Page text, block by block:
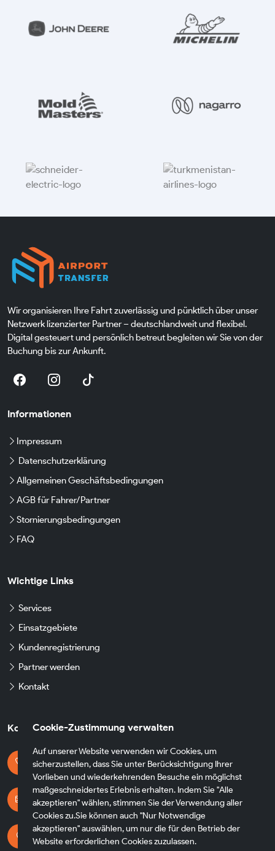
Cookie-Zustimmung verwalten
Auf unserer Website verwenden wir Cookies, um
sicherzustellen, dass Sie unter Berücksichtigung Ihrer
Vorlieben und wiederkehrenden Besuche ein möglichst
maßgeschneidertes Erlebnis erhalten. Indem Sie "Alle
akzeptieren" wählen, stimmen Sie der Verwendung aller
Cookies zu.Sie können auch "Nur Notwendige
akzeptieren" auswählen, um nur die für den Betrieb der
Website erforderlichen Cookies zuzulassen.
Wir organisieren Ihre Fahrt zuverlässig und pünktlich über unser
Netzwerk lizenzierter Partner – deutschlandweit und flexibel.
Digital gesteuert und persönlich betreut begleiten wir Sie von der
Buchung bis zur Ankunft.
Informationen
Impressum
Datenschutzerklärung
Allgemeinen Geschäftsbedingungen
AGB für Fahrer/Partner
Stornierungsbedingungen
FAQ
Wichtige Links
Services
Einsatzgebiete
Kundenregistrierung
Partner werden
Kontakt
Kontaktdaten
Kontaktieren Sie uns
+49 174 8790930
E-mail Adresse
info@fh-transfer.de
Adresse
Heppenheimer Str. 56